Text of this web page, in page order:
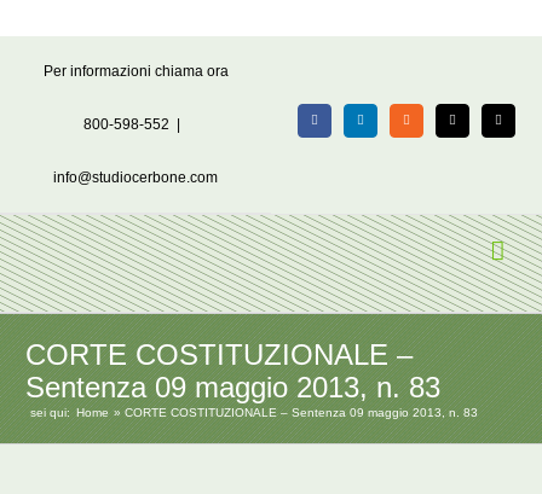
Per informazioni chiama ora
800-598-552
info@studiocerbone.com
FacebookLinkedIn Rss X Email
CORTE COSTITUZIONALE –
Sentenza 09 maggio 2013, n. 83
sei qui: Home CORTE COSTITUZIONALE – Sentenza 09 maggio 2013, n. 83